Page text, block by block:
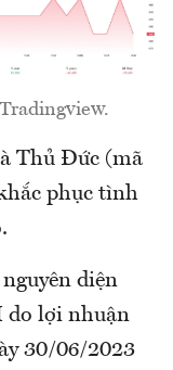
Thủ Đức (mã
phục tình
diện
do lợi nhuận
30/06/2023